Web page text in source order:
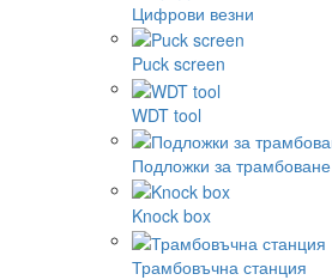
Цифрови везни
Puck screen
WDT tool
Подложки за трамбоване
Knock box
Трамбовъчна станция